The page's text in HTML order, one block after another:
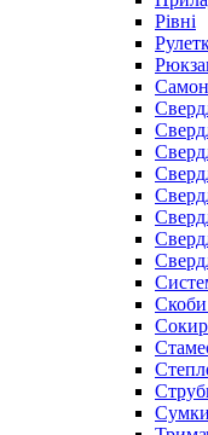
Рівні
Скоби
Сумки